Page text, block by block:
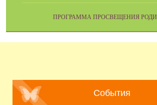
ПРОГРАММА ПРОСВЕЩЕНИЯ
События